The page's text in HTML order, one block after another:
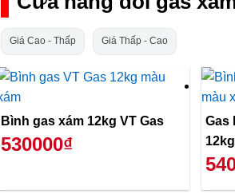
Giá Cao - Thấp Giá Thấp - Cao
Bình gas xám 12kg VT Gas
530000₫
Gas
12kg